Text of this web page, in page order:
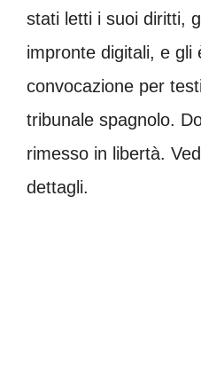
stati letti i suoi diritti,
impronte digitali, e gli
convocazione per
tribunale spagnolo.
rimesso in libertà.
dettagli.